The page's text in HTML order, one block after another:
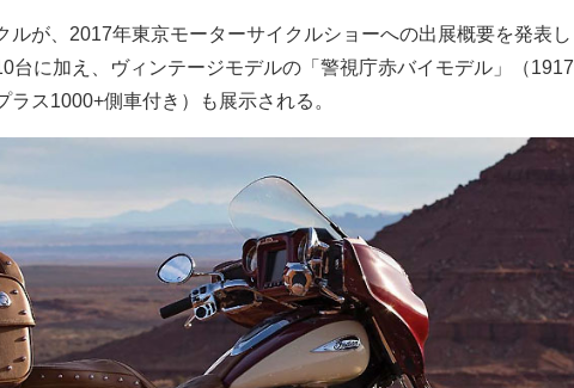
ルが、2017年東京モーターサイクルショーへの出展概要を発表し
台に加え、ヴィンテージモデルの「警視庁赤バイモデル」（1917
ス1000+側車付き）も展示される。